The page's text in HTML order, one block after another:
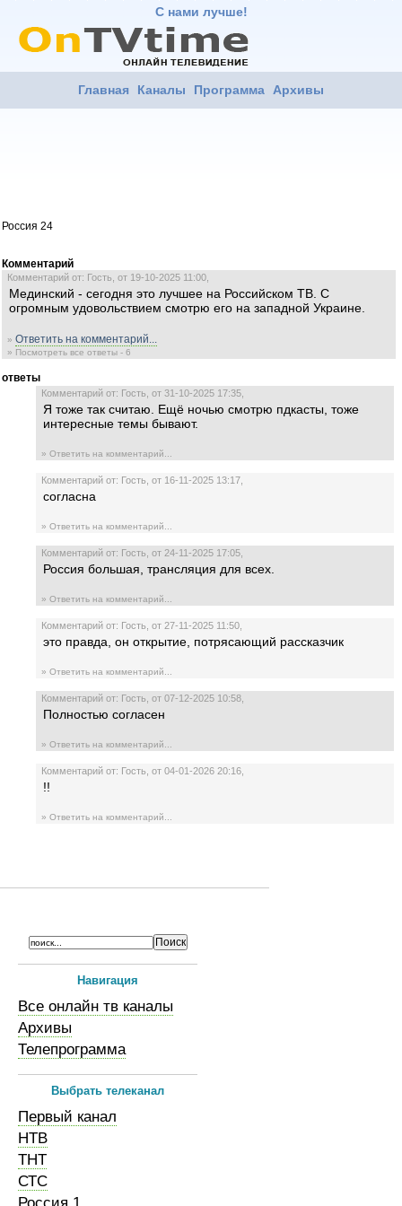
С нами лучше!
Главная Каналы Программа Архивы
Россия 24
Комментарий
Комментарий от: Гость, от 19-10-2025 11:00,
Мединский - сегодня это лучшее на Российском ТВ. С
огромным удовольствием смотрю его на западной Украине.
» Ответить на комментарий...
» Посмотреть все ответы - 6
ответы
Комментарий от: Гость, от 31-10-2025 17:35,
Я тоже так считаю. Ещё ночью смотрю пдкасты, тоже
интересные темы бывают.
» Ответить на комментарий...
Комментарий от: Гость, от 16-11-2025 13:17,
согласна
» Ответить на комментарий...
Комментарий от: Гость, от 24-11-2025 17:05,
Россия большая, трансляция для всех.
» Ответить на комментарий...
Комментарий от: Гость, от 27-11-2025 11:50,
это правда, он открытие, потрясающий рассказчик
» Ответить на комментарий...
Комментарий от: Гость, от 07-12-2025 10:58,
Полностью согласен
» Ответить на комментарий...
Комментарий от: Гость, от 04-01-2026 20:16,
!!
» Ответить на комментарий...
Навигация
Все онлайн тв каналы
Архивы
Телепрограмма
Выбрать телеканал
Первый канал
НТВ
ТНТ
СТС